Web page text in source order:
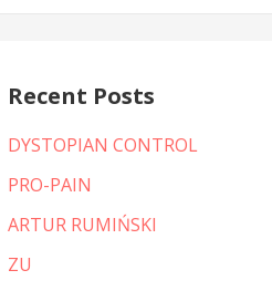
Recent Posts
DYSTOPIAN CONTROL
PRO-PAIN
ARTUR RUMIŃSKI
ZU